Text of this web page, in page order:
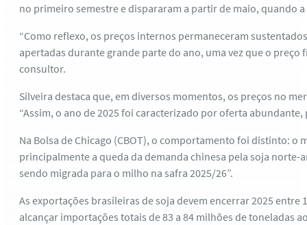
no primeiro semestre e dispararam a partir de maio, quando
“Como reflexo, os preços internos permaneceram
apertadas durante grande parte do ano, uma vez que o
consultor.
Silveira destaca que, em diversos momentos, os preços no
“Assim, o ano de 2025 foi caracterizado por oferta
Na Bolsa de Chicago (CBOT), o comportamento foi distinto:
principalmente a queda da demanda chinesa pela soja
sendo migrada para o milho na safra 2025/26”.
As exportações brasileiras de soja devem encerrar 2025
alcançar importações totais de 83 a 84 milhões de toneladas